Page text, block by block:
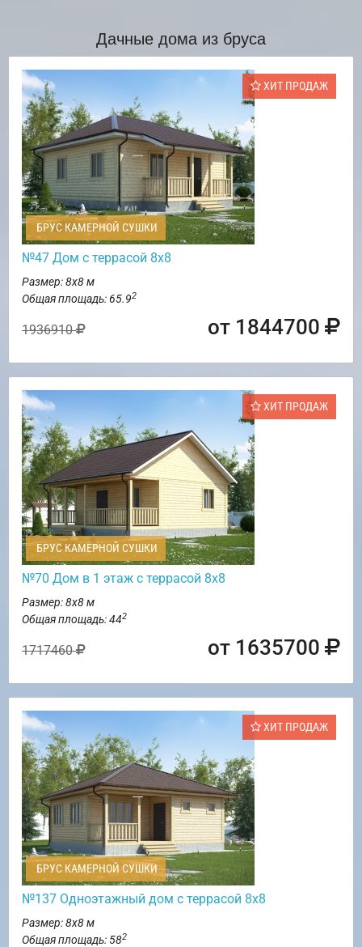
Дачные дома из бруса
ХИТ ПРОДАЖ
БРУС КАМЕРНОЙ СУШКИ
№47 Дом с террасой 8х8
Размер: 8х8 м
Общая площадь: 65.92
1936910 от 1844700
ХИТ ПРОДАЖ
БРУС КАМЕРНОЙ СУШКИ
№70 Дом в 1 этаж с террасой 8х8
Размер: 8х8 м
Общая площадь: 442
1717460 от 1635700
ХИТ ПРОДАЖ
БРУС КАМЕРНОЙ СУШКИ
№137 Одноэтажный дом с террасой 8х8
Размер: 8х8 м
Общая площадь: 582